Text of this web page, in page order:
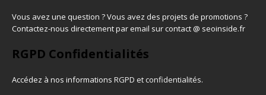
Vous avez une question ? Vous avez des projets de promotions ?
Contactez-nous directement par email sur contact @ seoinside.fr
RGPD Confidentialités
Accédez à nos informations RGPD et confidentialités.